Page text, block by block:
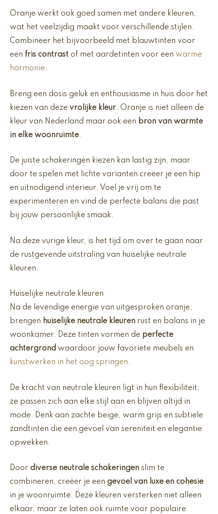
Oranje werkt ook goed samen met andere kleuren,
wat het veelzijdig maakt voor verschillende stijlen.
Combineer het bijvoorbeeld met blauwtinten voor
een fris contrast of met aardetinten voor een warme
harmonie.
Breng een dosis geluk en enthousiasme in huis door het
kiezen van deze vrolijke kleur. Oranje is niet alleen de
kleur van Nederland maar ook een bron van warmte
in elke woonruimte.
De juiste schakeringen kiezen kan lastig zijn, maar
door te spelen met lichte varianten creëer je een hip
en uitnodigend interieur. Voel je vrij om te
experimenteren en vind de perfecte balans die past
bij jouw persoonlijke smaak.
Na deze vurige kleur, is het tijd om over te gaan naar
de rustgevende uitstraling van huiselijke neutrale
kleuren.
Huiselijke neutrale kleuren
Na de levendige energie van uitgesproken oranje,
brengen huiselijke neutrale kleuren rust en balans in je
woonkamer. Deze tinten vormen de perfecte
achtergrond waardoor jouw favoriete meubels en
kunstwerken in het oog springen.
De kracht van neutrale kleuren ligt in hun flexibiliteit;
ze passen zich aan elke stijl aan en blijven altijd in
mode. Denk aan zachte beige, warm grijs en subtiele
zandtinten die een gevoel van sereniteit en elegantie
opwekken.
Door diverse neutrale schakeringen slim te
combineren, creëer je een gevoel van luxe en cohesie
in je woonruimte. Deze kleuren versterken niet alleen
elkaar, maar ze laten ook ruimte voor populaire